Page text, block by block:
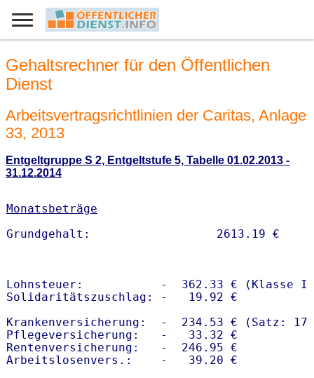
Gehaltsrechner für den Öffentlichen
Dienst
Arbeitsvertragsrichtlinien der Caritas, Anlage
33, 2013
Entgeltgruppe S 2, Entgeltstufe 5, Tabelle 01.02.2013 -
31.12.2014
Monatsbeträge
Lohnsteuer:           -  362.33 € (Klasse I)
Solidaritätszuschlag: -   19.92 €
Krankenversicherung:  -  234.53 € (Satz:
Pflegeversicherung:   -   33.32 €
Rentenversicherung:   -  246.95 €
Arbeitslosenvers.:    -   39.20 €